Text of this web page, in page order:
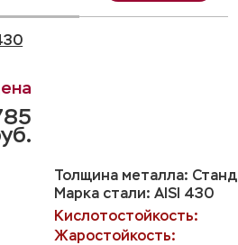
Толщина металла:
Марка стали: AISI 430
Кислотостойкость:
Жаростойкость: